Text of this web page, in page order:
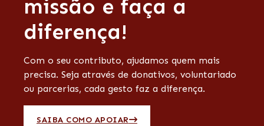
missão e faça a
diferença!
Com o seu contributo, ajudamos quem mais
precisa. Seja através de donativos, voluntariado
ou parcerias, cada gesto faz a diferença.
SAIBA COMO APOIAR